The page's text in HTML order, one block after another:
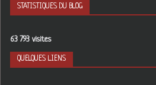
STATISTIQUES DU BLOG
63 793 visites
QUELQUES LIENS